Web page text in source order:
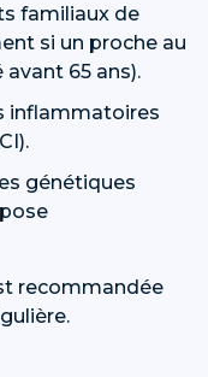
familiaux de
si un proche au
65 ans).
inflammatoires
génétiques
recommandée